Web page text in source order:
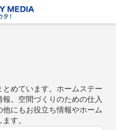
めています。ホームステー
。空間づくりのための仕入
にもお役立ち情報やホーム
す。